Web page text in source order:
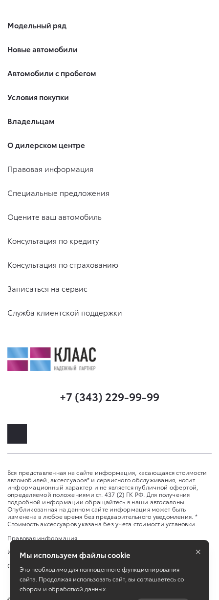
Модельный ряд
Новые автомобили
Автомобили с пробегом
Условия покупки
Владельцам
О дилерском центре
Правовая информация
Специальные предложения
Оцените ваш автомобиль
Консультация по кредиту
Консультация по страхованию
Записаться на сервис
Служба клиентской поддержки
+7 (343) 229-99-99
Вся представленная на сайте информация, касающаяся стоимости
автомобилей, аксессуаров* и сервисного обслуживания, носит
информационный характер и не является публичной офертой,
определяемой положениями ст. 437 (2) ГК РФ. Для получения
подробной информации обращайтесь в наши автосалоны.
Опубликованная на данном сайте информация может быть
изменена в любое время без предварительного уведомления. *
Стоимость аксессуаров указана без учета стоимости установки.
Правовая информация
Изменить настройку cookies
Сбросить cookie
Мы используем файлы cookie
Это необходимо для полноценного функционирования
сайта. Продолжая использовать сайт, вы соглашаетесь со
сбором и обработкой данных.
×